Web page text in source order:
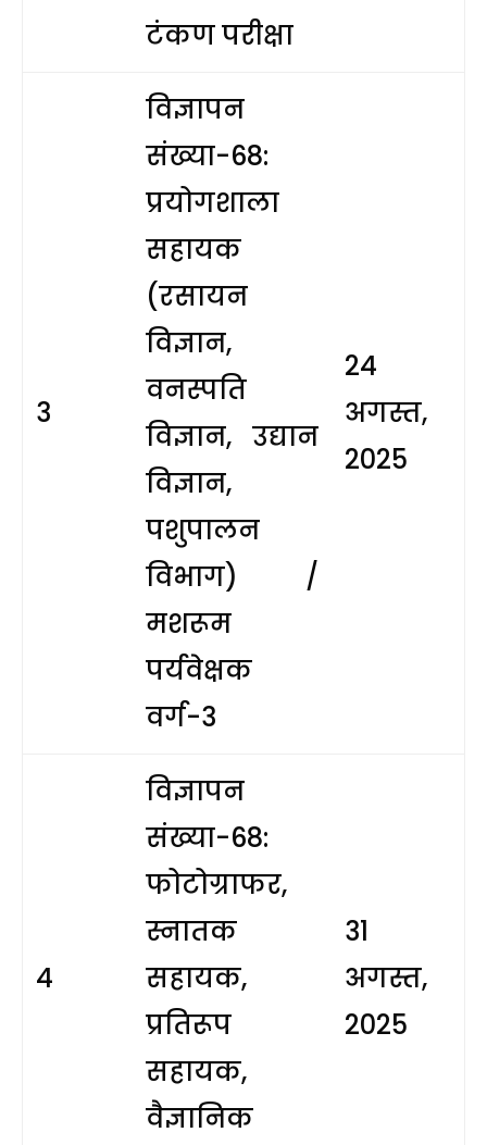
टंकण परीक्षा
3
विज्ञापन
संख्या-68:
प्रयोगशाला
सहायक
(रसायन
विज्ञान,
वनस्पति
विज्ञान, उद्यान
विज्ञान,
पशुपालन
विभाग) /
मशरूम
पर्यवेक्षक
वर्ग-3
24
अगस्त,
2025
4
विज्ञापन
संख्या-68:
फोटोग्राफर,
स्नातक
सहायक,
प्रतिरूप
सहायक,
वैज्ञानिक
31
अगस्त,
2025